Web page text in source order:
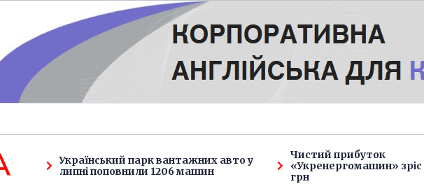
Український парк вантажних авто у
липні поповнили 1206 машин
Чистий прибуток
«Укренергомашин» зріс
грн